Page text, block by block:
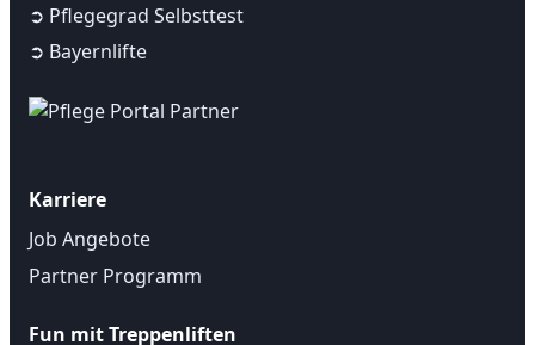
➲ Pflegegrad Selbsttest
➲ Bayernlifte
Karriere
Job Angebote
Partner Programm
Fun mit Treppenliften